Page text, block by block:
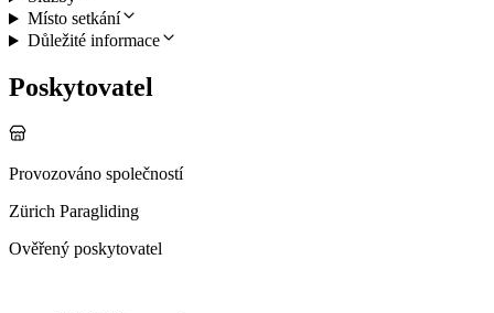
Místo setkání
Důležité informace
Poskytovatel
Provozováno společností
Zürich Paragliding
Ověřený poskytovatel